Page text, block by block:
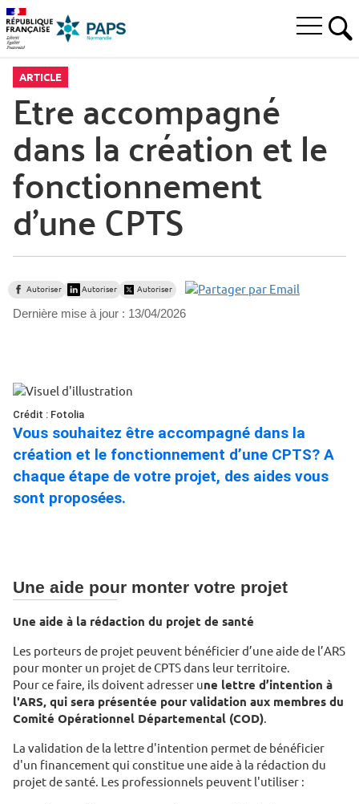
Aller
la
Aller
au
menu
Aller
au
contenu
Ouvrir
ARTICLE
Etre accompagné
dans la création et le
fonctionnement
d’une CPTS
Autoriser Autoriser Autoriser
Dernière mise à jour : 13/04/2026
Crédit : Fotolia
Vous souhaitez être accompagné dans la
création et le fonctionnement d’une CPTS? A
chaque étape de votre projet, des aides vous
sont proposées.
Une aide pour monter votre projet
Une aide à la rédaction du projet de santé
Les porteurs de projet peuvent bénéficier d’une aide de l’ARS
pour monter un projet de CPTS dans leur territoire.
Pour ce faire, ils doivent adresser une lettre d’intention à
l'ARS, qui sera présentée pour validation aux membres du
Comité Opérationnel Départemental (COD).
La validation de la lettre d'intention permet de bénéficier
d'un financement qui constitue une aide à la rédaction du
projet de santé. Les professionnels peuvent l'utiliser :